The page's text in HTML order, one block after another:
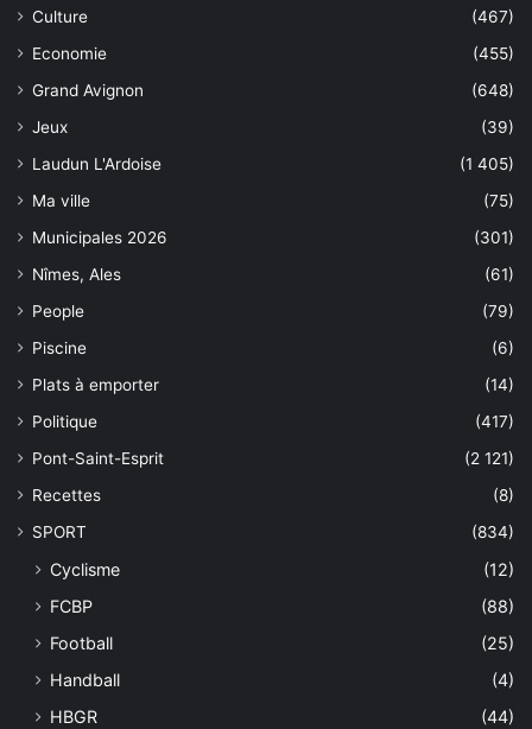
Culture
(467)
Economie
(455)
Grand Avignon
(648)
Jeux
(39)
Laudun L'Ardoise
(1 405)
Ma ville
(75)
Municipales 2026
(301)
Nîmes, Ales
(61)
People
(79)
Piscine
(6)
Plats à emporter
(14)
Politique
(417)
Pont-Saint-Esprit
(2 121)
Recettes
(8)
SPORT
(834)
Cyclisme
(12)
FCBP
(88)
Football
(25)
Handball
(4)
HBGR
(44)